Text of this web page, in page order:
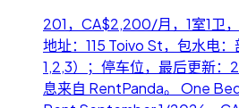
201，CA$2,200/月，1室1卫
地址：115 Toivo St，包水电：
1,2,3）；停车位，最后更新
息来自 RentPanda。 One